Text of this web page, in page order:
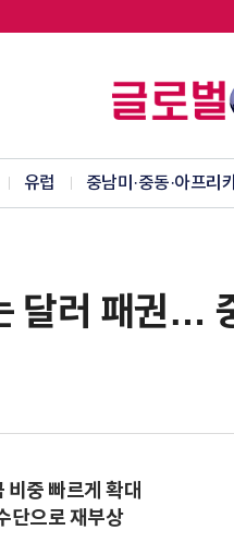
유럽 중남미·중동·아프리
달러 패권…
중 빠르게 확대
단으로 재부상